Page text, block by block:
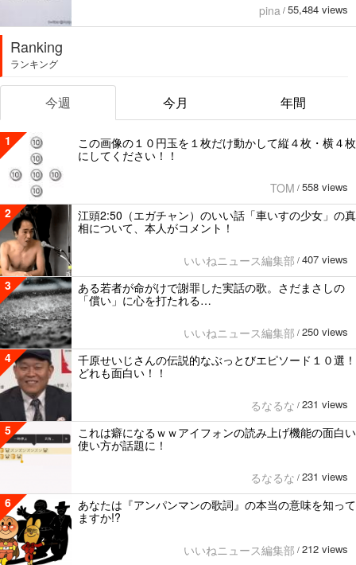
pina / 55,484 views
Ranking
ランキング
今週 今月 年間
1
この画像の１０円玉を１枚だけ動かして縦４枚・横４枚
にしてください！！
TOM / 558 views
2
江頭2:50（エガチャン）のいい話「車いすの少女」の真
相について、本人がコメント！
いいねニュース編集部 / 407 views
3
ある若者が命がけで謝罪した実話の歌。さだまさしの
「償い」に心を打たれる…
いいねニュース編集部 / 250 views
4
千原せいじさんの伝説的なぶっとびエピソード１０選！
どれも面白い！！
るなるな / 231 views
5
これは癖になるｗｗアイフォンの読み上げ機能の面白い
使い方が話題に！
るなるな / 231 views
6
あなたは『アンパンマンの歌詞』の本当の意味を知って
ますか!?
いいねニュース編集部 / 212 views